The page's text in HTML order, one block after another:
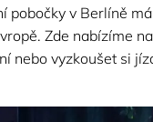
pobočky v Berlíně
Zde nabízíme
nebo vyzkoušet si